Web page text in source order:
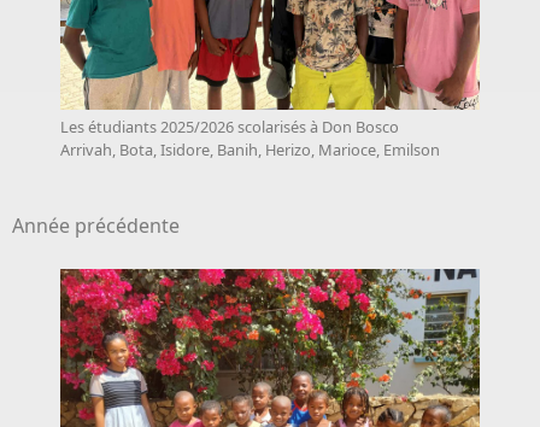
Les étudiants 2025/2026 scolarisés à Don Bosco
Arrivah, Bota, Isidore, Banih, Herizo, Marioce, Emilson
Année précédente